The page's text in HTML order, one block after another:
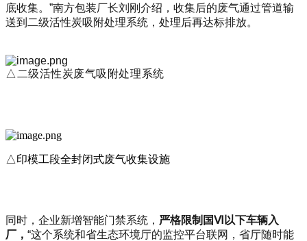
底收集。”南方包装厂长刘刚介绍，收集后的废气通过管道输
送到二级活性炭吸附处理系统，处理后再达标排放。
△二级活性炭废气吸附处理系统
△印模工段全封闭式废气收集设施
同时，企业新增智能门禁系统， 严格限制国Ⅵ 以下车辆入
厂， “这个系统和省生态环境厅的监控平台联网，省厅随时能